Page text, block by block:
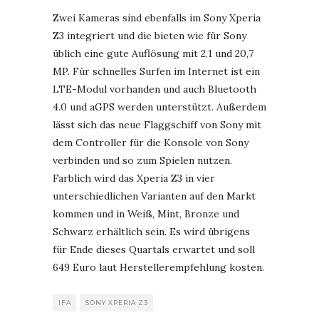
Zwei Kameras sind ebenfalls im Sony Xperia
Z3 integriert und die bieten wie für Sony
üblich eine gute Auflösung mit 2,1 und 20,7
MP. Für schnelles Surfen im Internet ist ein
LTE-Modul vorhanden und auch Bluetooth
4.0 und aGPS werden unterstützt. Außerdem
lässt sich das neue Flaggschiff von Sony mit
dem Controller für die Konsole von Sony
verbinden und so zum Spielen nutzen.
Farblich wird das Xperia Z3 in vier
unterschiedlichen Varianten auf den Markt
kommen und in Weiß, Mint, Bronze und
Schwarz erhältlich sein. Es wird übrigens
für Ende dieses Quartals erwartet und soll
649 Euro laut Herstellerempfehlung kosten.
IFA SONY XPERIA Z3